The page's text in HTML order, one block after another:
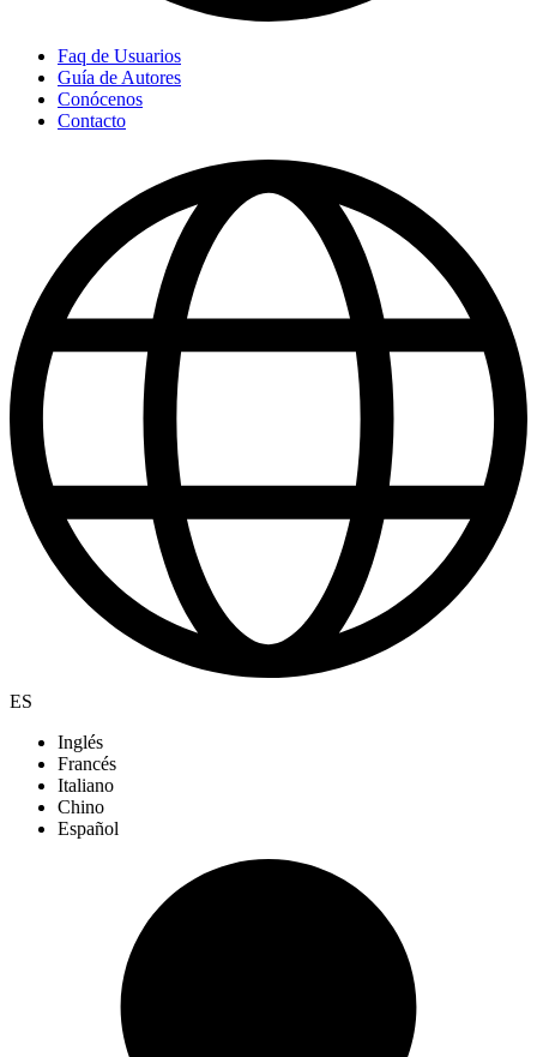
Faq de Usuarios
Guía de Autores
Conócenos
Contacto
ES
Inglés
Francés
Italiano
Chino
Español